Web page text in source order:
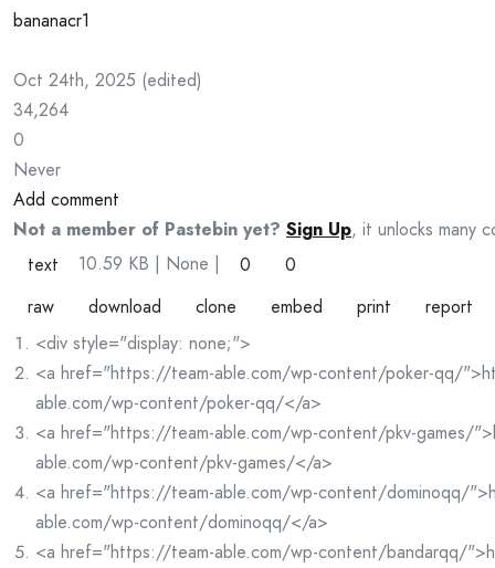
bananacr1
Oct 24th, 2025 (edited)
34,264
0
Never
Add comment
Not a member of Pastebin yet? Sign Up, it unlocks many
text
10.59 KB | None | 0
0
raw
download clone embed print
report
<div style="display: none;">
<a href="https://team-able.com/wp-content/poker-qq/
able.com/wp-content/poker-qq/</a>
<a href="https://team-able.com/wp-content/pkv-games/
able.com/wp-content/pkv-games/</a>
<a href="https://team-able.com/wp-content/dominoqq/
able.com/wp-content/dominoqq/</a>
<a href="https://team-able.com/wp-content/bandarqq/